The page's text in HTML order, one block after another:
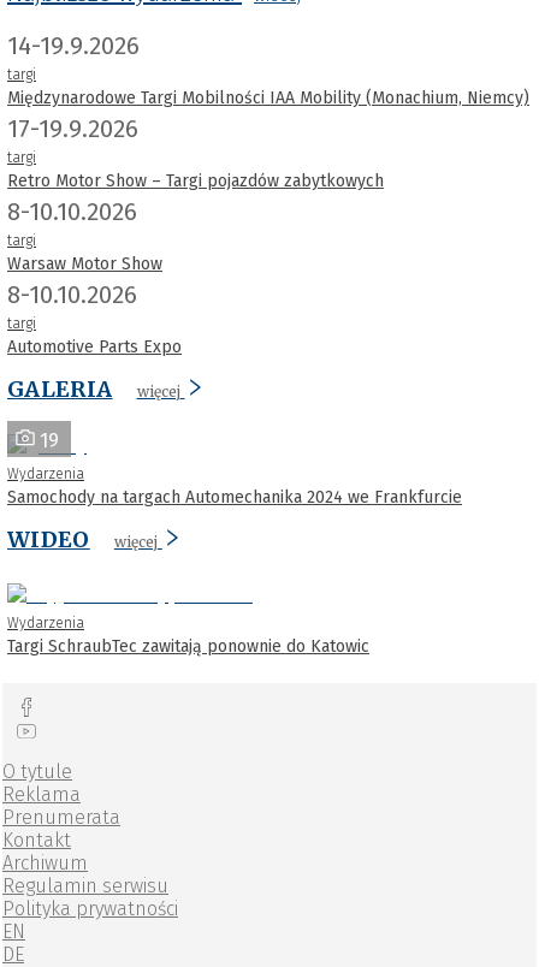
14-19.9.2026
targi
Międzynarodowe Targi Mobilności IAA Mobility (Monachium, Niemcy)
17-19.9.2026
targi
Retro Motor Show – Targi pojazdów zabytkowych
8-10.10.2026
targi
Warsaw Motor Show
8-10.10.2026
targi
Automotive Parts Expo
GALERIA więcej
19
Wydarzenia
Samochody na targach Automechanika 2024 we Frankfurcie
WIDEO więcej
Wydarzenia
Targi SchraubTec zawitają ponownie do Katowic
O tytule
Reklama
Prenumerata
Kontakt
Archiwum
Regulamin serwisu
Polityka prywatności
EN
DE